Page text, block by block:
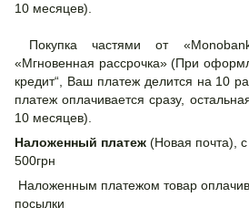
10 месяцев).
Покупка частями от
«Мгновенная рассрочка» (При
кредит“, Ваш платеж делится на 10
платеж оплачивается сразу,
10 месяцев).
Наложенный платеж (Новая почта),
500грн
Наложенным платежом товар
посылки